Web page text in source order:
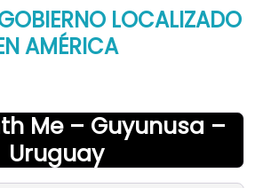
LOCALIZADO
AMÉRICA
Me – Guyunusa –
Uruguay